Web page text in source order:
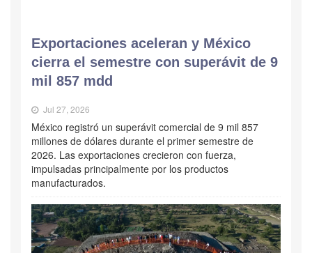
Exportaciones aceleran y México
cierra el semestre con superávit de 9
mil 857 mdd
Jul 27, 2026
México registró un superávit comercial de 9 mil 857
millones de dólares durante el primer semestre de
2026. Las exportaciones crecieron con fuerza,
impulsadas principalmente por los productos
manufacturados.